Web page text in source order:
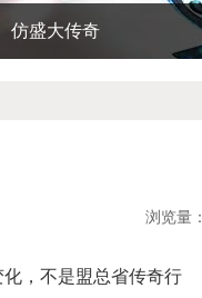
仿盛大传奇
浏览量：
，不是盟总省传奇行